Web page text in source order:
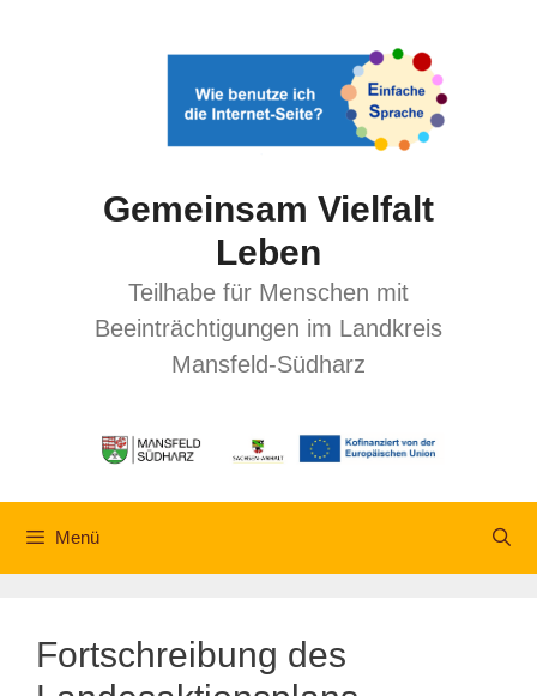
Gemeinsam Vielfalt
Leben
Teilhabe für Menschen mit
Beeinträchtigungen im Landkreis
Mansfeld-Südharz
Menü
Fortschreibung des